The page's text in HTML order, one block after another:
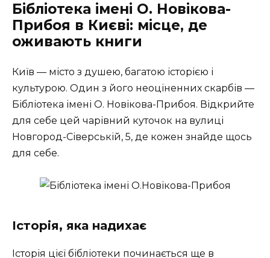
Бібліотека імені О. Новікова-
Прибоя в Києві: місце, де
оживають книги
Київ — місто з душею, багатою історією і
культурою. Один з його неоціненних скарбів —
Бібліотека імені О. Новікова-Прибоя. Відкрийте
для себе цей чарівний куточок на вулиці
Новгород-Сіверській, 5, де кожен знайде щось
для себе.
Історія, яка надихає
Історія цієї бібліотеки починається ще в